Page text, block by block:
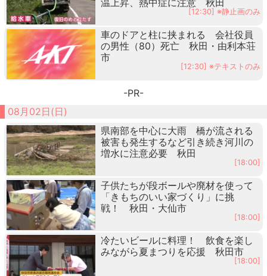
[12:30] ※静止画のみ
車のドアと柱に挟まれる 会社役員
の男性（80）死亡 秋田・由利本荘
市
[12:30] ※テキストのみ
-PR-
08月02日(日)
県南部を中心に大雨 橋が流される
被害も発生するなど引き続き河川の
増水に注意必要 秋田
[18:00]
子供たちが段ボールや廃材を使って
「きもちのいい家づくり」に挑
戦！ 秋田・大仙市
[18:00]
冷たいビールに料理！ 飲食を楽し
みながら夏まつりを応援 秋田市
[18:00]